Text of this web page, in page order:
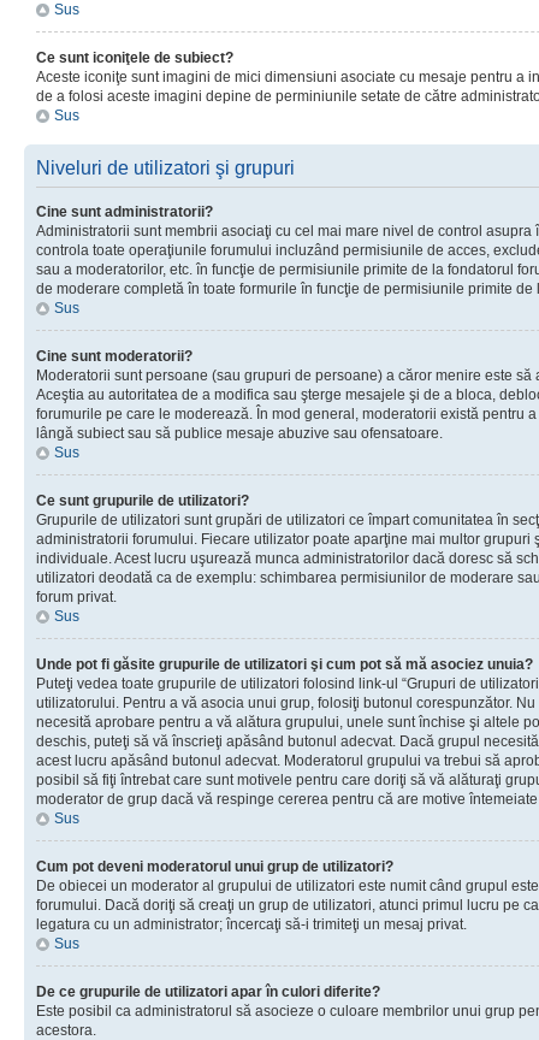
Sus
Ce sunt iconiţele de subiect?
Aceste iconiţe sunt imagini de mici dimensiuni asociate cu mesaje pentru a
de a folosi aceste imagini depine de perminiunile setate de către
Sus
Niveluri de utilizatori şi grupuri
Cine sunt administratorii?
Administratorii sunt membrii asociaţi cu cel mai mare nivel de control asupra
controla toate operaţiunile forumului incluzând permisiunile de acces,
sau a moderatorilor, etc. în funcţie de permisiunile primite de la fondatorul
de moderare completă în toate formurile în funcţie de permisiunile primite de
Sus
Cine sunt moderatorii?
Moderatorii sunt persoane (sau grupuri de persoane) a căror menire este
Aceştia au autoritatea de a modifica sau şterge mesajele şi de a bloca,
forumurile pe care le moderează. În mod general, moderatorii există pentru
lângă subiect sau să publice mesaje abuzive sau ofensatoare.
Sus
Ce sunt grupurile de utilizatori?
Grupurile de utilizatori sunt grupări de utilizatori ce împart comunitatea în
administratorii forumului. Fiecare utilizator poate aparţine mai multor grupuri
individuale. Acest lucru uşurează munca administratorilor dacă doresc să
utilizatori deodată ca de exemplu: schimbarea permisiunilor de moderare
forum privat.
Sus
Unde pot fi găsite grupurile de utilizatori şi cum pot să mă asociez unuia?
Puteţi vedea toate grupurile de utilizatori folosind link-ul “Grupuri de
utilizatorului. Pentru a vă asocia unui grup, folosiţi butonul corespunzător.
necesită aprobare pentru a vă alătura grupului, unele sunt închise şi altele
deschis, puteţi să vă înscrieţi apăsând butonul adecvat. Dacă grupul
acest lucru apăsând butonul adecvat. Moderatorul grupului va trebui să
posibil să fiţi întrebat care sunt motivele pentru care doriţi să vă alăturaţi
moderator de grup dacă vă respinge cererea pentru că are motive
Sus
Cum pot deveni moderatorul unui grup de utilizatori?
De obiecei un moderator al grupului de utilizatori este numit când grupul
forumului. Dacă doriţi să creaţi un grup de utilizatori, atunci primul lucru pe
legatura cu un administrator; încercaţi să-i trimiteţi un mesaj privat.
Sus
De ce grupurile de utilizatori apar în culori diferite?
Este posibil ca administratorul să asocieze o culoare membrilor unui grup
acestora.